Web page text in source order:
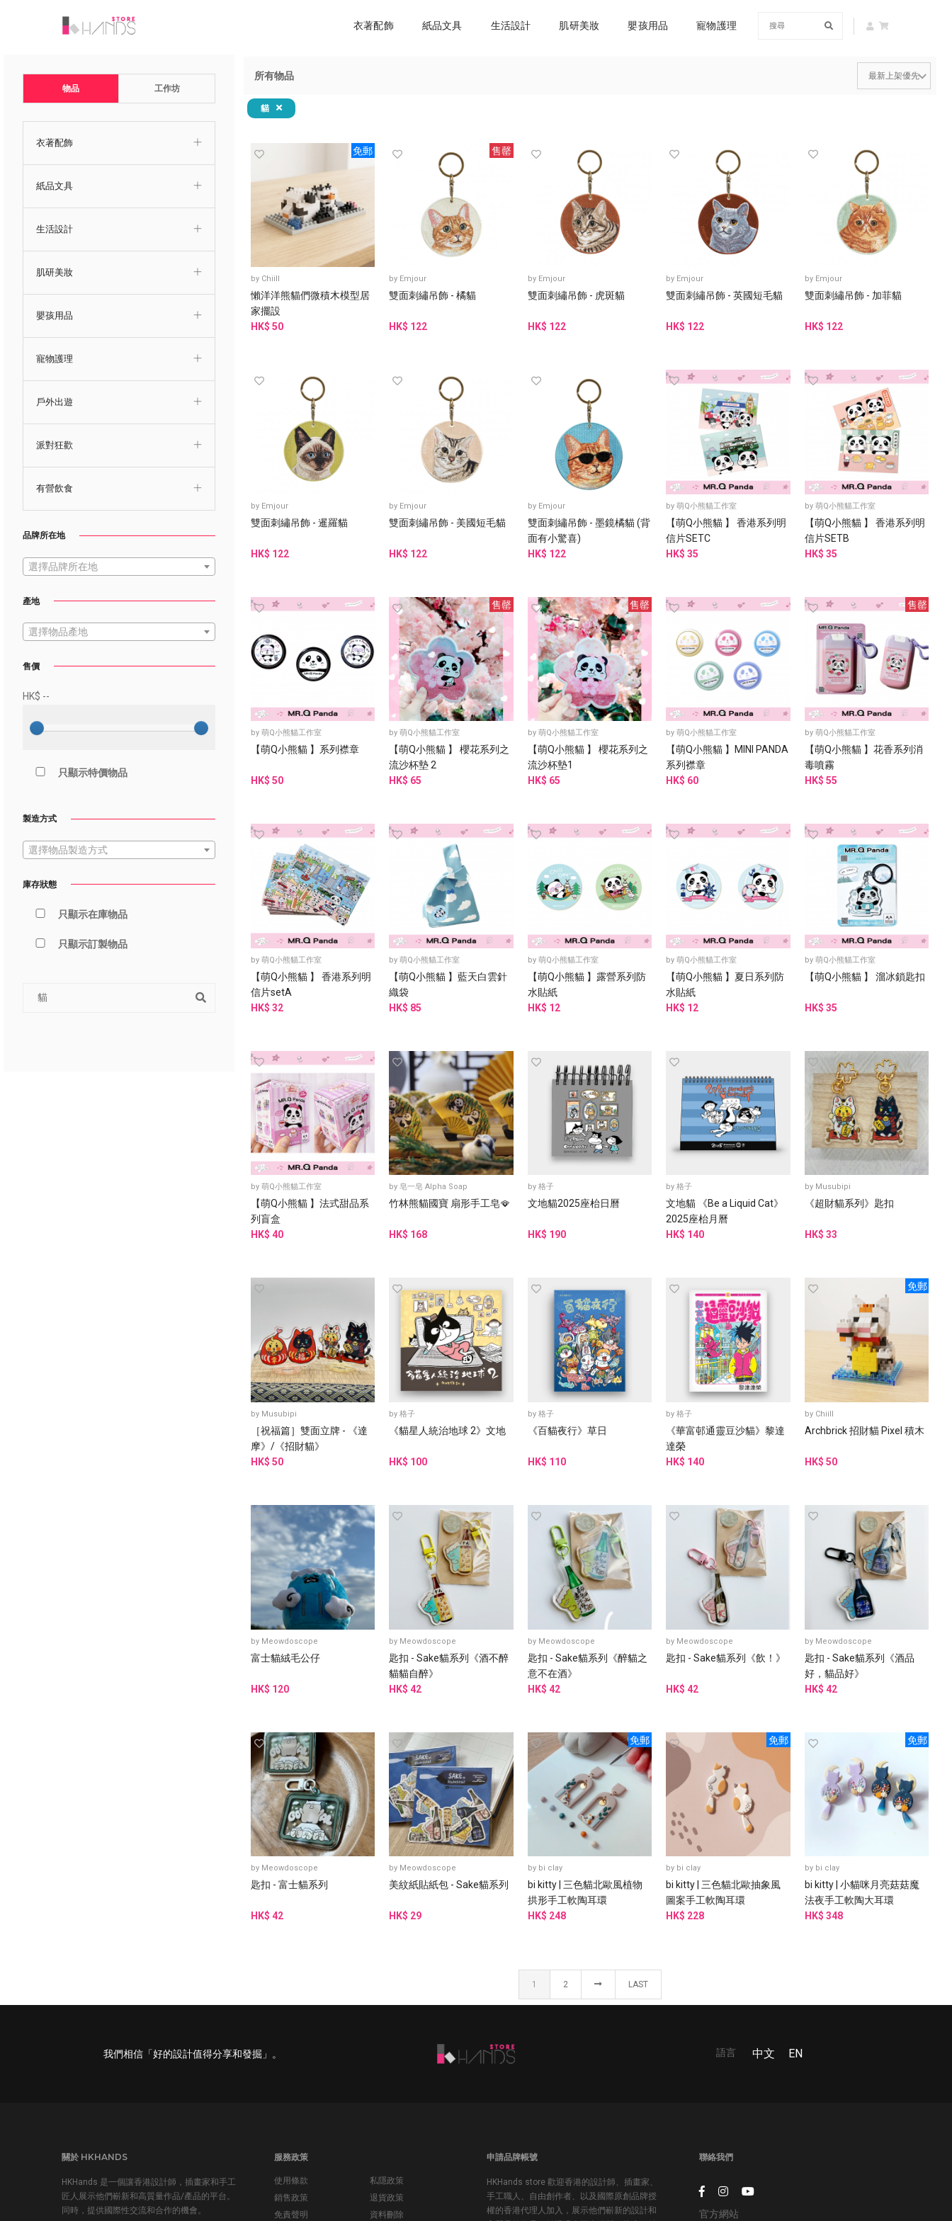
衣著配飾 紙品文具 生活設計 肌研美妝 嬰孩用品 寵物護理
物品 工作坊
衣著配飾
紙品文具
生活設計
肌研美妝
嬰孩用品
寵物護理
戶外出遊
派對狂歡
有營飲食
品牌所在地
選擇品牌所在地
產地
選擇物品產地
售價
HK$ --
只顯示特價物品
製造方式
選擇物品製造方式
庫存狀態
只顯示在庫物品
只顯示訂製物品
所有物品
貓
免郵
by Chiill
懶洋洋熊貓們微積木模型居
家擺設
HK$ 50
售罄
by Emjour
雙面刺繡吊飾 - 橘貓
HK$ 122
by Emjour
雙面刺繡吊飾 - 虎斑貓
HK$ 122
by Emjour
雙面刺繡吊飾 - 英國短毛貓
HK$ 122
by Emjour
雙面刺繡吊飾 - 加菲貓
HK$ 122
by Emjour
雙面刺繡吊飾 - 暹羅貓
HK$ 122
by Emjour
雙面刺繡吊飾 - 美國短毛貓
HK$ 122
by Emjour
雙面刺繡吊飾 - 墨鏡橘貓 (背
面有小驚喜)
HK$ 122
by萌Q小熊貓工作室
【萌Q小熊貓 】 香港系列明
信片SETC
HK$ 35
by 萌Q小熊貓工作室
【萌Q小熊貓 】 香港系列明
信片SETB
HK$ 35
by 萌Q小熊貓工作室
【萌Q小熊貓 】系列襟章
HK$ 50
售罄
by萌Q小熊貓工作室
【萌Q小熊貓 】 櫻花系列之
流沙杯墊 2
HK$ 65
售罄
by 萌Q小熊貓工作室
【萌Q小熊貓 】 櫻花系列之
流沙杯墊1
HK$ 65
by萌Q小熊貓工作室
【萌Q小熊貓 】MINI PANDA
系列襟章
HK$ 60
售罄
by 萌Q小熊貓工作室
【萌Q小熊貓 】花香系列消
毒噴霧
HK$ 55
by 萌Q小熊貓工作室
【萌Q小熊貓 】 香港系列明
信片setA
HK$ 32
by萌Q小熊貓工作室
【萌Q小熊貓 】藍天白雲針
織袋
HK$ 85
by 萌Q小熊貓工作室
【萌Q小熊貓 】露營系列防
水貼紙
HK$ 12
by萌Q小熊貓工作室
【萌Q小熊貓 】夏日系列防
水貼紙
HK$ 12
by 萌Q小熊貓工作室
【萌Q小熊貓 】 溜冰鎖匙扣
HK$ 35
by 萌Q小熊貓工作室
【萌Q小熊貓 】法式甜品系
列盲盒
HK$ 40
by皂一皂 Alpha Soap
竹林熊貓國寶 扇形手工皂🪭
HK$ 168
by 格子
文地貓2025座枱日曆
HK$ 190
by格子
文地貓 《Be a Liquid Cat》
2025座枱月曆
HK$ 140
by Musubipi
《超財貓系列》匙扣
HK$ 33
by Musubipi
［祝福篇］雙面立牌 - 《達
摩》/《招財貓》
HK$ 50
by格子
《貓星人統治地球 2》文地
HK$ 100
by 格子
《百貓夜行》草日
HK$ 110
by格子
《華富邨通靈豆沙貓》黎達
達榮
HK$ 140
免郵
by Chiill
Archbrick 招財貓 Pixel 積木
HK$ 50
by Meowdoscope
富士貓絨毛公仔
HK$ 120
by Meowdoscope
匙扣 - Sake貓系列《酒不醉
貓貓自醉》
HK$ 42
by Meowdoscope
匙扣 - Sake貓系列《醉貓之
意不在酒》
HK$ 42
by Meowdoscope
匙扣 - Sake貓系列《飲！》
HK$ 42
by Meowdoscope
匙扣 - Sake貓系列《酒品
好，貓品好》
HK$ 42
by Meowdoscope
匙扣 - 富士貓系列
HK$ 42
by Meowdoscope
美紋紙貼紙包 - Sake貓系列
HK$ 29
免郵
by bi clay
bi kitty | 三色貓北歐風植物
拱形手工軟陶耳環
HK$ 248
免郵
by bi clay
bi kitty | 三色貓北歐抽象風
圖案手工軟陶耳環
HK$ 228
免郵
by bi clay
bi kitty | 小貓咪月亮菇菇魔
法夜手工軟陶大耳環
HK$ 348
1 2 LAST
我們相信「好的設計值得分享和發掘」。 語言 中文 EN
關於 HKHANDS
HKHands 是一個讓香港設計師，插畫家和手工
匠人展示他們嶄新和高質量作品/產品的平台。
同時，提供國際性交流和合作的機會。
服務政策
使用條款
私隱政策
銷售政策
退貨政策
免責聲明
資料刪除
申請品牌帳號
HKHands store 歡迎香港的設計師、插畫家、
手工職人、自由創作者、以及國際原創品牌授
權的香港代理人加入，展示他們嶄新的設計和
聯絡我們
官方網站